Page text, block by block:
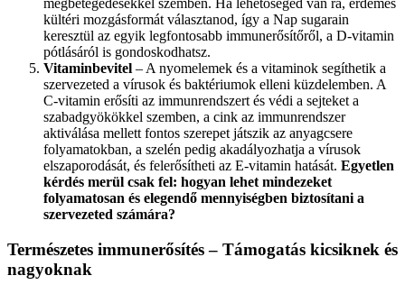
megbetegedésekkel szemben. Ha lehetőséged van rá, érdemes
kültéri mozgásformát választanod, így a Nap sugarain
keresztül az egyik legfontosabb immunerősítőről, a D-vitamin
pótlásáról is gondoskodhatsz.
Vitaminbevitel – A nyomelemek és a vitaminok segíthetik a
szervezeted a vírusok és baktériumok elleni küzdelemben. A
C-vitamin erősíti az immunrendszert és védi a sejteket a
szabadgyökökkel szemben, a cink az immunrendszer
aktiválása mellett fontos szerepet játszik az anyagcsere
folyamatokban, a szelén pedig akadályozhatja a vírusok
elszaporodását, és felerősítheti az E-vitamin hatását. Egyetlen
kérdés merül csak fel: hogyan lehet mindezeket
folyamatosan és elegendő mennyiségben biztosítani a
szervezeted számára?
Természetes immunerősítés – Támogatás kicsiknek és
nagyoknak